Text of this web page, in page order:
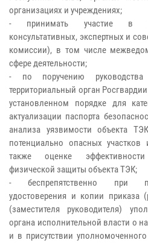
организациях и учреждениях;
- принимать участие в
консультативных, экспертных и
комиссии), в том числе
сфере деятельности;
- по поручению руководства
территориальный орган
установленном порядке для
актуализации паспорта
анализа уязвимости объекта
потенциально опасных
также оценке
физической защиты объекта ТЭК;
- беспрепятственно при
удостоверения и копии приказа
(заместителя руководителя)
органа исполнительной власти о
и в присутствии